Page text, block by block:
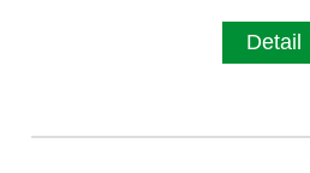
Detail